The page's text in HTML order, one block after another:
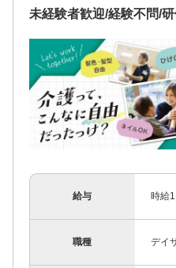
未経験者歓迎/経験不問/
給与 時給
職種 デイ